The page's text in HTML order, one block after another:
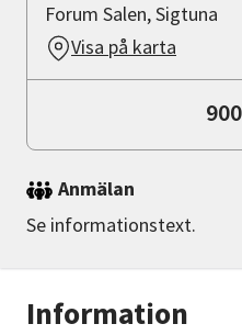
Information
Forum Salen, Sigtuna
Visa på karta
Anmälan
Se informationstext.